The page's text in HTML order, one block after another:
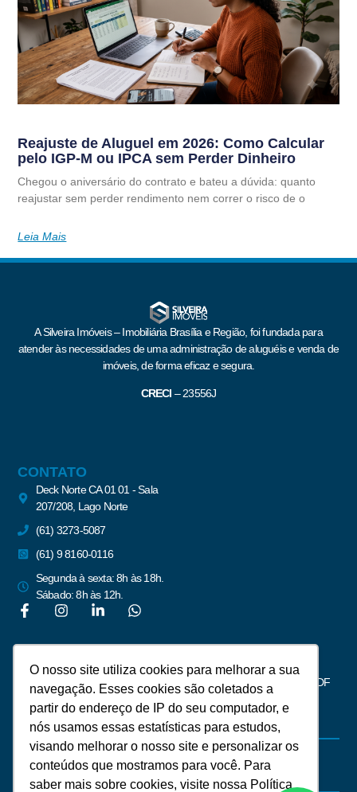
O nosso site utiliza cookies para melhorar a sua
navegação. Esses cookies são coletados a
partir do endereço de IP do seu computador, e
nós usamos essas estatísticas para estudos,
visando melhorar o nosso site e personalizar os
conteúdos que mostramos para você. Para
saber mais sobre cookies, visite nossa Política
Reajuste de Aluguel em 2026: Como Calcular
pelo IGP-M ou IPCA sem Perder Dinheiro
Chegou o aniversário do contrato e bateu a dúvida: quanto
reajustar sem perder rendimento nem correr o risco de o
Leia Mais
A Silveira Imóveis – Imobiliária Brasília e Região, foi fundada para
atender às necessidades de uma administração de aluguéis e venda de
imóveis, de forma eficaz e segura.
CRECI –23556J
CONTATO
Deck Norte CA 01 01 - Sala
207/208, Lago Norte
(61) 3273-5087
(61) 9 8160-0116
Segunda à sexta: 8h às 18h.
Sábado: 8h às 12h.
Newsletter
Assine para receber notícias do mercado imobiliário de Brasília – DF